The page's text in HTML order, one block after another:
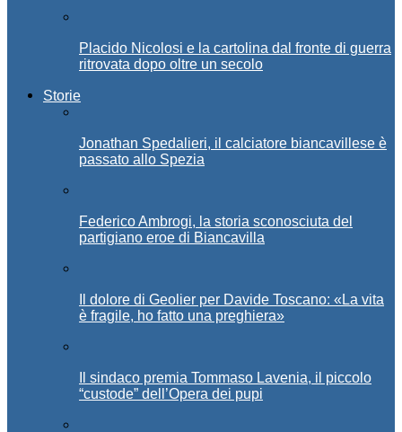
Placido Nicolosi e la cartolina dal fronte di guerra
ritrovata dopo oltre un secolo
Storie
Jonathan Spedalieri, il calciatore biancavillese è
passato allo Spezia
Federico Ambrogi, la storia sconosciuta del
partigiano eroe di Biancavilla
Il dolore di Geolier per Davide Toscano: «La vita
è fragile, ho fatto una preghiera»
Il sindaco premia Tommaso Lavenia, il piccolo
“custode” dell’Opera dei pupi